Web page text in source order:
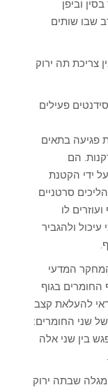
וביפן
שבו שותים
צריכת תה ירוק
פעילים
פגיעה בתאים
הם
ידי הקטנת
סרטניים
לו
ולהגביר
המדעי
בגוף
להעלאת קצב
שני החומרים:
בין שני אלה
שבתה ירוק